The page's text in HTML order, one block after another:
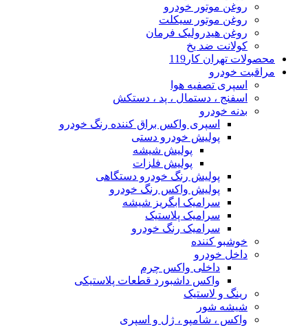
روغن موتور خودرو
روغن موتور سیکلت
روغن هیدرولیک فرمان
کولانت ضد یخ
محصولات تهران کار119
مراقبت خودرو
اسپری تصفیه هوا
اسفنج ، دستمال ، پد ، دستکش
بدنه خودرو
اسپری واکس براق کننده رنگ خودرو
پولیش خودرو دستی
پولیش شیشه
پولیش فلزات
پولیش رنگ خودرو دستگاهی
پولیش واکس رنگ خودرو
سرامیک ابگریز شیشه
سرامیک پلاستیک
سرامیک رنگ خودرو
خوشبو کننده
داخل خودرو
داخلی واکس چرم
واکس داشبورد قطعات پلاستیکی
رینگ و لاستیک
شیشه شور
واکس ، شامپو ، ژل و اسپری